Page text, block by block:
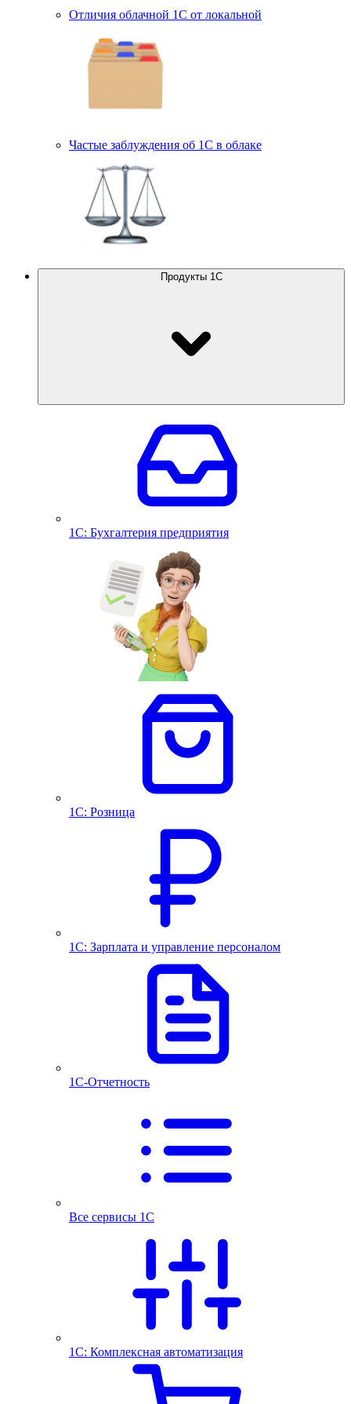
Отличия облачной 1С от локальной
Частые заблуждения об 1С в облаке
Продукты 1С
1С: Бухгалтерия предприятия
1С: Розница
1С: Зарплата и управление персоналом
1С-Отчетность
Все сервисы 1С
1С: Комплексная автоматизация